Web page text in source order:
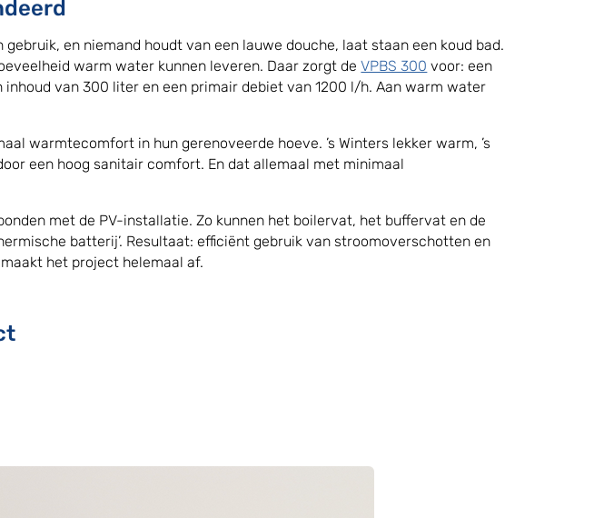
en niemand houdt van een lauwe douche, laat staan een koud bad.
warm water kunnen leveren. Daar zorgt deVPBS 300 voor: een
van 300 liter en een primair debiet van 1200 l/h. Aan warm water
warmtecomfort in hun gerenoveerde hoeve. ’s Winters lekker warm, ’s
een hoog sanitair comfort. En dat allemaal met minimaal
met de PV-installatie. Zo kunnen het boilervat, het buffervat en de
batterij’. Resultaat: efficiënt gebruik van stroomoverschotten en
het project helemaal af.